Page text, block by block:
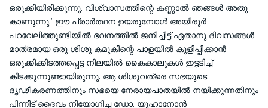
ഒരുക്കിയിരിക്കുന്നു. വിശ്വാസത്തിന്റെ കണ്ണാല്‍ ഞങ്ങള്‍ അതു
കാണുന്നു.’ ഈ പ്രാര്‍ത്ഥന ഉയരുമ്പോള്‍ അയിരൂര്‍
പറവേലിത്തുണ്ടിയില്‍ ഭവനത്തില്‍ ജനിച്ചിട്ട് ഏതാനു ദിവസങ്ങള്‍
മാത്രമായ ഒരു ശിശു കമുകിന്റെ പാളയില്‍ കുളിപ്പിക്കാന്‍
ഒരുക്കിക്കിടത്തപ്പെട്ട നിലയില്‍ കൈകാലുകള്‍ ഇട്ടടിച്ച്
കിടക്കുന്നുണ്ടായിരുന്നു. ആ ശിശുവത്രെ സഭയുടെ
ദൃഢീകരണത്തിനും സഭയെ നേരായപാതയില്‍ നയിക്കുന്നതിനും
പിന്നീട് ദൈവം നിയോഗിച്ച ഡോ. യൂഹാനോന്‍